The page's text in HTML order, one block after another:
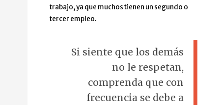
trabajo, ya que muchos tienen un segundo o
tercer empleo.
Si siente que los demás
no le respetan,
comprenda que con
frecuencia se debe a